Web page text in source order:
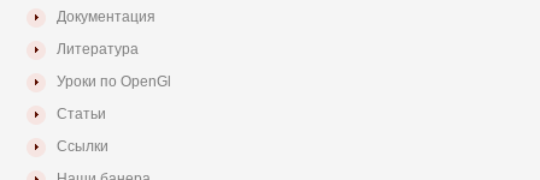
Документация
Литература
Уроки по OpenGl
Статьи
Ссылки